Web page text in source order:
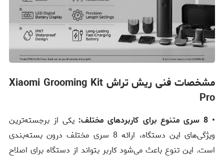
مشخصات فنی ریش تراش Xiaomi Grooming Kit
Pro
• 8 سری متنوع برای کاربردهای مختلف:
یکی از برجسته‌ترین
ویژگی‌های این دستگاه، ارائه 8 سری مختلف درون بسته‌بندی
است. این تنوع باعث می‌شود کاربر بتواند از دستگاه برای اصلاح